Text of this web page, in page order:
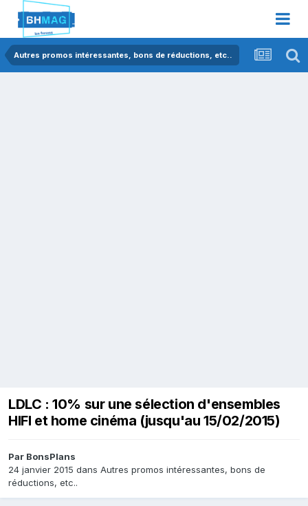
Autres promos intéressantes, bons de réductions, etc..
LDLC : 10% sur une sélection d'ensembles
HIFI et home cinéma (jusqu'au 15/02/2015)
Par BonsPlans
24 janvier 2015 dans Autres promos intéressantes, bons de
réductions, etc..